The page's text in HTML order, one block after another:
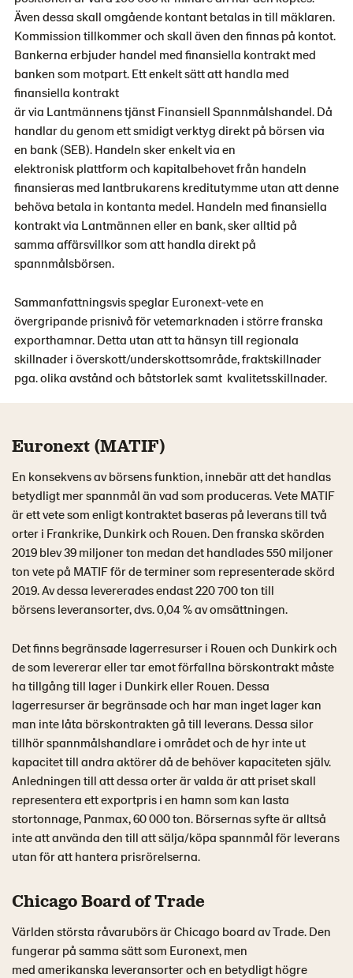
Även dessa skall omgående kontant betalas in till mäklaren.
Kommission tillkommer och skall även den finnas på kontot.
Bankerna erbjuder handel med finansiella kontrakt med
banken som motpart. Ett enkelt sätt att handla med
finansiella kontrakt
är via Lantmännens tjänst Finansiell Spannmålshandel. Då
handlar du genom ett smidigt verktyg direkt på börsen via
en bank (SEB). Handeln sker enkelt via en
elektronisk plattform och kapitalbehovet från handeln
finansieras med lantbrukarens kreditutymme utan att denne
behöva betala in kontanta medel. Handeln med finansiella
kontrakt via Lantmännen eller en bank, sker alltid på
samma affärsvillkor som att handla direkt på
spannmålsbörsen.
Sammanfattningsvis speglar Euronext-vete en
övergripande prisnivå för vetemarknaden i större franska
exporthamnar. Detta utan att ta hänsyn till regionala
skillnader i överskott/underskottsområde, fraktskillnader
pga. olika avstånd och båtstorlek samt kvalitetsskillnader.
Euronext (MATIF)
En konsekvens av börsens funktion, innebär att det handlas
betydligt mer spannmål än vad som produceras. Vete MATIF
är ett vete som enligt kontraktet baseras på leverans till två
orter i Frankrike, Dunkirk och Rouen. Den franska skörden
2019 blev 39 miljoner ton medan det handlades 550 miljoner
ton vete på MATIF för de terminer som representerade skörd
2019. Av dessa levererades endast 220 700 ton till
börsens leveransorter, dvs. 0,04 % av omsättningen.
Det finns begränsade lagerresurser i Rouen och Dunkirk och
de som levererar eller tar emot förfallna börskontrakt måste
ha tillgång till lager i Dunkirk eller Rouen. Dessa
lagerresurser är begränsade och har man inget lager kan
man inte låta börskontrakten gå till leverans. Dessa silor
tillhör spannmålshandlare i området och de hyr inte ut
kapacitet till andra aktörer då de behöver kapaciteten själv.
Anledningen till att dessa orter är valda är att priset skall
representera ett exportpris i en hamn som kan lasta
stortonnage, Panmax, 60 000 ton. Börsernas syfte är alltså
inte att använda den till att sälja/köpa spannmål för leverans
utan för att hantera prisrörelserna.
Chicago Board of Trade
Världen största råvarubörs är Chicago board av Trade. Den
fungerar på samma sätt som Euronext, men
med amerikanska leveransorter och en betydligt högre